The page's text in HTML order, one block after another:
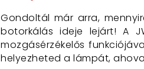
Gondoltál már arra,
botorkálás ideje lejárt! A
mozgásérzékelős
helyezheted a lámpát,